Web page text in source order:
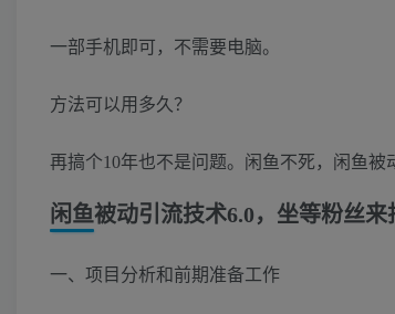
一部手机即可，不需要电脑。
方法可以用多久？
再搞个10年也不是问题。闲鱼不死，闲鱼被
闲鱼被动引流技术6.0，坐等粉丝
一、项目分析和前期准备工作